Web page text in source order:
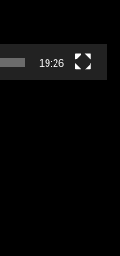
19:26